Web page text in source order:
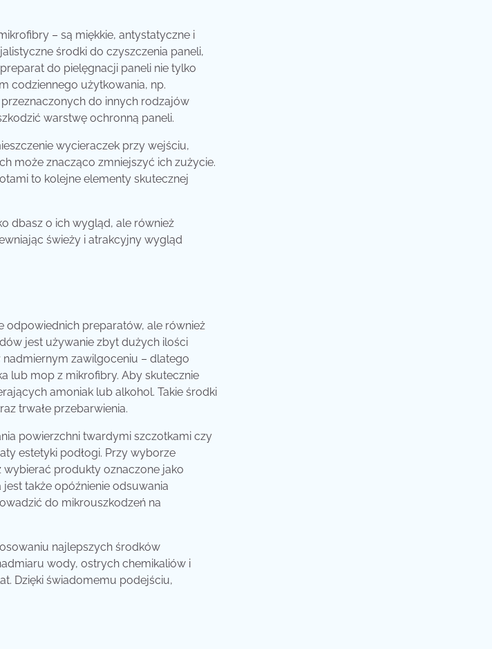
– są miękkie, antystatyczne i
środki do czyszczenia paneli,
do pielęgnacji paneli nie tylko
codziennego użytkowania, np.
do innych rodzajów
warstwę ochronną paneli.
wycieraczek przy wejściu,
może znacząco zmniejszyć ich zużycie.
to kolejne elementy skutecznej
dbasz o ich wygląd, ale również
świeży i atrakcyjny wygląd
odpowiednich preparatów, ale również
jest używanie zbyt dużych ilości
nadmiernym zawilgoceniu – dlatego
lub mop z mikrofibry. Aby skutecznie
amoniak lub alkohol. Takie środki
trwałe przebarwienia.
powierzchni twardymi szczotkami czy
estetyki podłogi. Przy wyborze
produkty oznaczone jako
jest także opóźnienie odsuwania
do mikrouszkodzeń na
najlepszych środków
wody, ostrych chemikaliów i
Dzięki świadomemu podejściu,